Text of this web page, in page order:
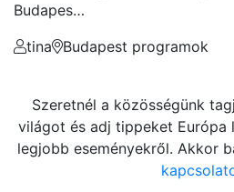
Budapes…
tina
Budapest programok
Szeretnél a közösségünk
világot és adj tippeket Európa
legjobb eseményekről. Akkor